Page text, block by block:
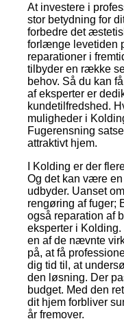
At investere i
stor betydning for
forbedre det
forlænge levetiden
reparationer i
tilbyder en række
behov. Så du kan
af eksperter er
kundetilfredshed.
muligheder i
Fugerensning
attraktivt hjem.
I Kolding er der
Og det kan være
udbyder. Uanset
rengøring af fuger;
også reparation af
eksperter i
en af de nævnte
på, at få
dig tid til, at
den løsning. Der
budget. Med den
dit hjem forbliver
år fremover.